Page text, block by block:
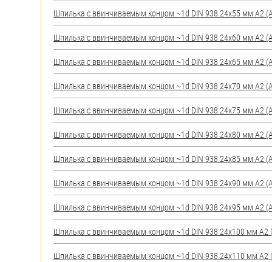
Пробки
Саморезы и шурупы
Стопорные кольца
Такелаж
Хомуты
Шайбы
Шпильки
Шплинты
Штифты и пальцы
Шпилька c ввинчиваемым концом ~1d DIN 938 24х55 мм А2
Шпилька c ввинчиваемым концом ~1d DIN 938 24х60 мм А2
Шпилька c ввинчиваемым концом ~1d DIN 938 24х65 мм А2
Шпилька c ввинчиваемым концом ~1d DIN 938 24х70 мм А2
Шпилька c ввинчиваемым концом ~1d DIN 938 24х75 мм А2
Шпилька c ввинчиваемым концом ~1d DIN 938 24х80 мм А2
Шпилька c ввинчиваемым концом ~1d DIN 938 24х85 мм А2
Шпилька c ввинчиваемым концом ~1d DIN 938 24х90 мм А2
Шпилька c ввинчиваемым концом ~1d DIN 938 24х95 мм А2
Шпилька c ввинчиваемым концом ~1d DIN 938 24х100 мм А2
Шпилька c ввинчиваемым концом ~1d DIN 938 24х110 мм А2